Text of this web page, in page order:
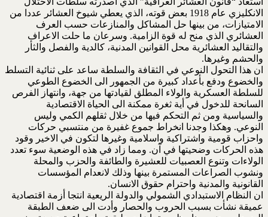
الانكليزي عام 1918 بعض قوته، الذي يعطي شيوخ العشائر عددا من
الامتيازات، من بينها حل المشاكل والمنازعات حسب العرف
العشائري الذي منح له قوة الزامية. وسرعان ما حلت الاعراف
والتقاليد العشائرية محل القوانين المدنية، كالدية والفصل والثأر
والحشم وغيرها.
ان هذا التحول النوعي في الثقافة والسلطة ساعد على ثنائية التسلط
والخضوع ودفع بأعداد كبيرة من الجمهور الى الخضوع الطوعي
للسلطة العسكرية والولاء المطلق لقيادتها من جهة، وانتهاز الفرص
السانحة للدخول في أية ثغرة ممكنة الى الحياة الاقتصادية
والسياسية ومن ثم التحكم فيها من خلال ثقلهم الكمي وليس
النوعي. وهكذا وجدنا انخراط جموع غفيرة من منتسبي حركات
واحزاب قومية واشتراكية واسلامية وغيرها لتكون في الاخير وقود
هذه الحركات وضحيتها في آن. ومما زاد في هذه الوضعية سوء تعدد
الولاءات وتنوع العصبيات للعشيرة والطائفة والحزب والمحلة
ونشوب الصراعات المستمرة بينها وذلك لانعدام المؤسسات
القانونية والمدنية واحترام حقوق الانسان.
ان النظام الاستبدادي الشمولي والدولة الريعية انتجا أزمة اقتصادية
عميقة نشأت بسبب الحروب والحصار وأدت الى ضعف الطبقة